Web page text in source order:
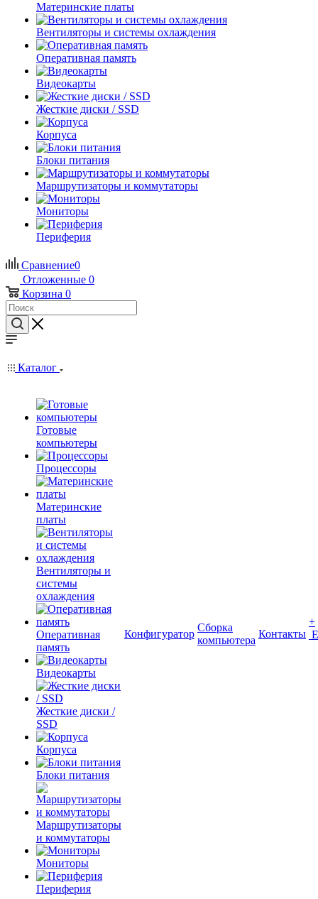
Материнские платы
Вентиляторы и системы охлаждения
Оперативная память
Видеокарты
Жесткие диски / SSD
Корпуса
Блоки питания
Маршрутизаторы и коммутаторы
Мониторы
Периферия
Сравнение0
Отложенные 0
Корзина 0
Каталог
Готовые
компьютеры
Процессоры
Материнские
платы
Вентиляторы и
системы
охлаждения
Оперативная
память
Видеокарты
Жесткие диски /
SSD
Корпуса
Блоки питания
Маршрутизаторы
и коммутаторы
Мониторы
Периферия
Конфигуратор
Сборка
компьютера
Контакты
+